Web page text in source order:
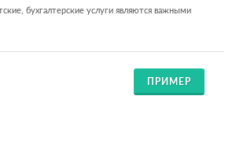
бухгалтерские услуги являются важными
ПРИМЕР